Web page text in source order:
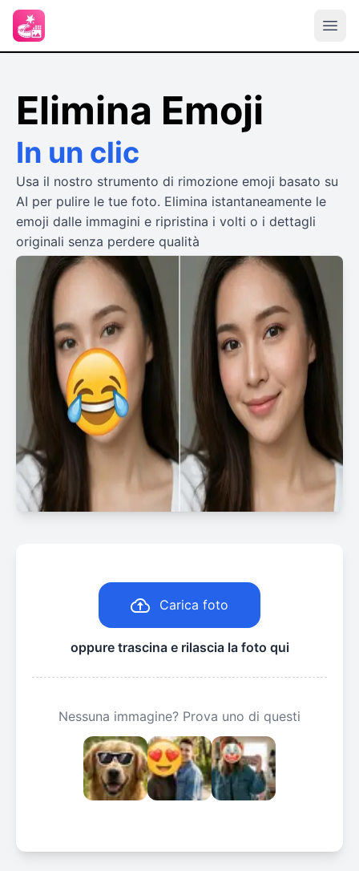
Elimina Emoji
In un clic
Usa il nostro strumento di rimozione emoji basato su
AI per pulire le tue foto. Elimina istantaneamente le
emoji dalle immagini e ripristina i volti o i dettagli
originali senza perdere qualità
Carica foto
oppure trascina e rilascia la foto qui
Nessuna immagine? Prova uno di questi